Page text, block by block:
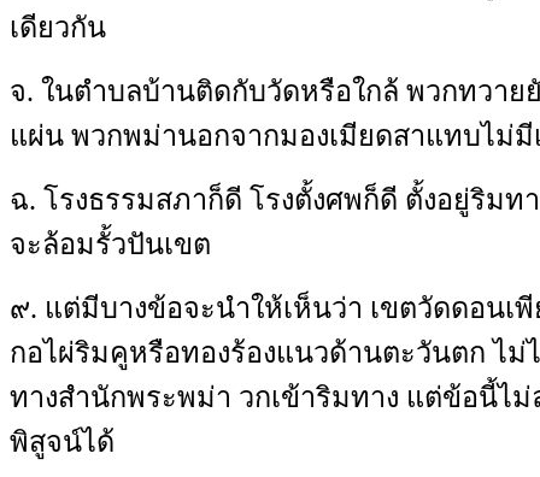
เดียวกัน
จ. ในตำบลบ้านติดกับวัดหรือใกล้ พวกทวาย
แผ่น พวกพม่านอกจากมองเมียดสาแทบไม่มี
ฉ. โรงธรรมสภาก็ดี โรงตั้งศพก็ดี ตั้งอยู่ริมท
จะล้อมรั้วปันเขต
๙. แต่มีบางข้อจะนำให้เห็นว่า เขตวัดดอนเพี
กอไผ่ริมคูหรือทองร้องแนวด้านตะวันตก ไม่
ทางสำนักพระพม่า วกเข้าริมทาง แต่ข้อนี้ไ
พิสูจน์ได้